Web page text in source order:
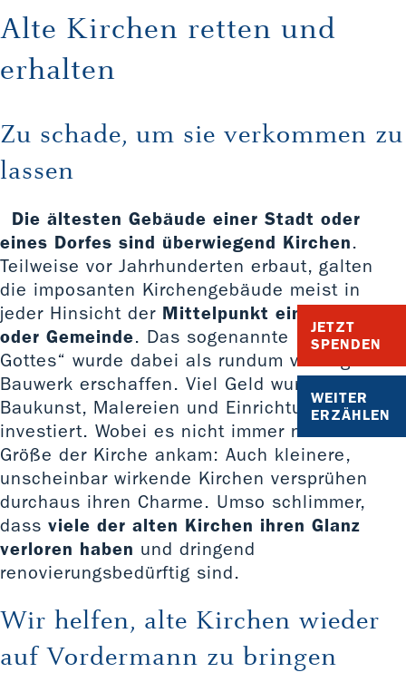
JETZT
SPENDEN
WEITER
ERZÄHLEN
Alte Kirchen retten und
erhalten
Zu schade, um sie verkommen zu
lassen
Die ältesten Gebäude einer Stadt oder
eines Dorfes sind überwiegend Kirchen.
Teilweise vor Jahrhunderten erbaut, galten
die imposanten Kirchengebäude meist in
jeder Hinsicht der Mittelpunkt eines Dorfes
oder Gemeinde. Das sogenannte „Haus
Gottes“ wurde dabei als rundum vorzeigbares
Bauwerk erschaffen. Viel Geld wurde in die
Baukunst, Malereien und Einrichtungen
investiert. Wobei es nicht immer nur auf die
Größe der Kirche ankam: Auch kleinere,
unscheinbar wirkende Kirchen versprühen
durchaus ihren Charme. Umso schlimmer,
dass viele der alten Kirchen ihren Glanz
verloren haben und dringend
renovierungsbedürftig sind.
Wir helfen, alte Kirchen wieder
auf Vordermann zu bringen